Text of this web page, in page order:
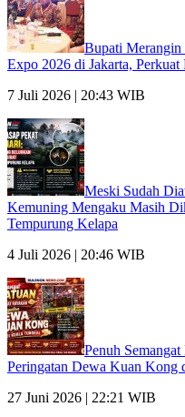
Bupati
Expo 2026 di Jakarta, Perkuat
7 Juli 2026 | 20:43 WIB
Meski Sudah
Kemuning Mengaku Masih
Tempurung Kelapa
4 Juli 2026 | 20:46 WIB
Penuh
Peringatan Dewa Kuan Kong
27 Juni 2026 | 22:21 WIB